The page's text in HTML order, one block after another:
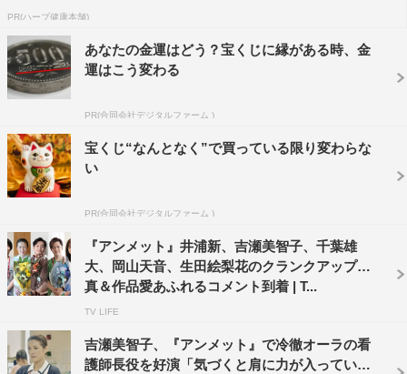
去のある経験が影響していた。いつでも明るく熱いムード
メーカーで、ミヤビの脳外科医復帰も温かくサポートす
る。
り、憎めない人物。何だかんだで、周囲から頼りにされて
いる。
この2人は、同僚として真逆のスタンスからミヤビの脳外
っているこのチームの関係性が、どのように変化していく
のかにも注目だ。
岡山が演じるのは、大迫（井浦）が教授を務める関東医大
病院の脳外科医・綾野楓。専門は脳血管内治療（カテーテ
ル）で、その分野では国内で最も注目される若手医師の一
PR(ハーブ健康本舗)
あなたの金運はどう？宝くじに縁がある時、金
運はこう変わる
PR(合同会社デジタルファーム )
宝くじ“なんとなく”で買っている限り変わらな
い
PR(合同会社デジタルファーム )
『アンメット』井浦新、吉瀬美智子、千葉雄
大、岡山天音、生田絵梨花のクランクアップ写
真＆作品愛あふれるコメント到着 | T...
TV LIFE
吉瀬美智子、『アンメット』で冷徹オーラの看
護師長役を好演「気づくと肩に力が入っている